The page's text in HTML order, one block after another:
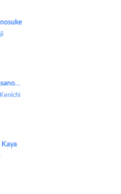
Ando Masanobu
Kaya